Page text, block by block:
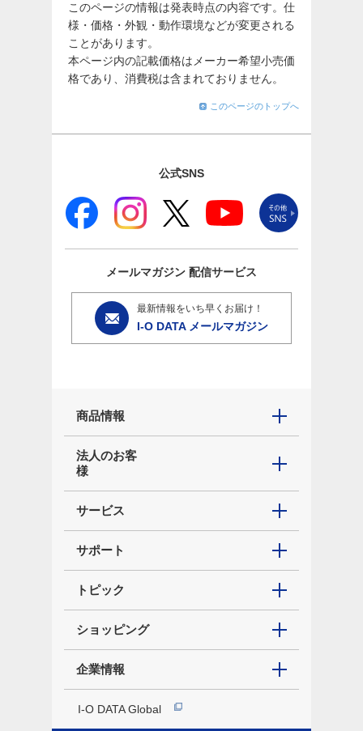
このページの情報は発表時点の内容です。仕
様・価格・外観・動作環境などが変更される
ことがあります。
本ページ内の記載価格はメーカー希望小売価
格であり、消費税は含まれておりません。
このページのトップへ
公式SNS
メールマガジン 配信サービス
最新情報をいち早くお届け！
I-O DATA メールマガジン
商品情報
法人のお客
様
サービス
サポート
トピック
ショッピング
企業情報
I-O DATA Global